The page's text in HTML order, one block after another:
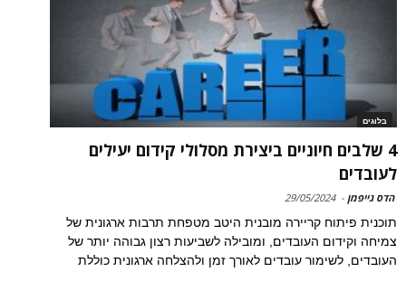
בלוגים
4 שלבים חיוניים ביצירת מסלולי קידום יעילים
לעובדים
הדס גייפמן -
29/05/2024
תוכנית פיתוח קריירה מובנית היטב מטפחת תרבות ארגונית של
צמיחה וקידום העובדים, ומובילה לשביעות רצון גבוהה יותר של
העובדים, לשימור עובדים לאורך זמן ולהצלחה ארגונית כוללת